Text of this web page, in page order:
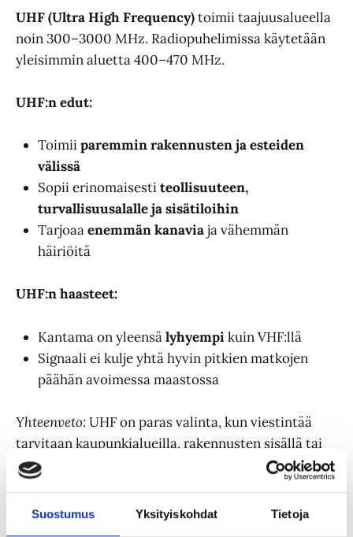
Suostumus Yksityiskohdat Tietoja
UHF (Ultra High Frequency)toimii taajuusalueella
noin 300–3000 MHz. Radiopuhelimissa käytetään
yleisimmin aluetta 400–470 MHz.
UHF:n edut:
Toimiiparemmin rakennusten ja esteiden
välissä
Sopii erinomaisestiteollisuuteen,
turvallisuusalalle ja sisätiloihin
Tarjoaaenemmän kanaviaja vähemmän
häiriöitä
UHF:n haasteet:
Kantama on yleensälyhyempikuin VHF:llä
Signaali ei kulje yhtä hyvin pitkien matkojen
päähän avoimessa maastossa
Yhteenveto:UHF on paras valinta, kun viestintää
tarvitaan kaupunkialueilla, rakennusten sisällä tai
työmailla. Myös UHF kuuluvuusaluetta voidaan